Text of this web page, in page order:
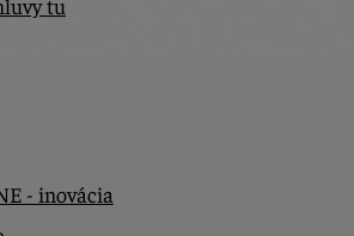
- inovácia